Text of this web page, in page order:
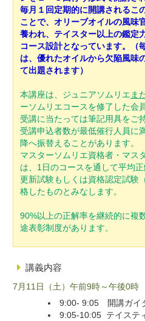
毎月１回定期的に開講されるこ
ことで、オリーブオイルの風味
養われ、テイスター以上の鑑定
コース設計となっています。（
は、優れたオイルから欠陥風味
て出題されます）
本講座は、ジュニアソムリエま
ーソムリエコースを修了した会
受講に当たっては筆記用具をご
受講申込者数が最低催行人員に
降へ振替えることがあります。
マスターソムリエ資格者・マス
は、1日のコースを通して平均
更新試験もしくは資格認定試験
格したものとみなします。
90%以上の正解率を継続的に複
途表彰制度があります。
講義内容
7月11日（土）午前9時～午後0時
9:00- 9:05 開講ガイ
9:05-10:05 テイステ